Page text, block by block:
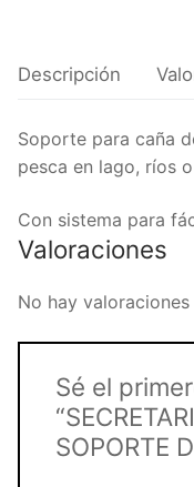
Descripción
Soporte para caña
pesca en lago, ríos
Con sistema para
Valoraciones
No hay valoraciones
Sé el
SOPORTE